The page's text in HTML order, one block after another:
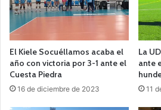
El Kiele Socuéllamos acaba el
año con victoria por 3-1 ante el
Cuesta Piedra
16 de diciembre de 2023
La
ante
11